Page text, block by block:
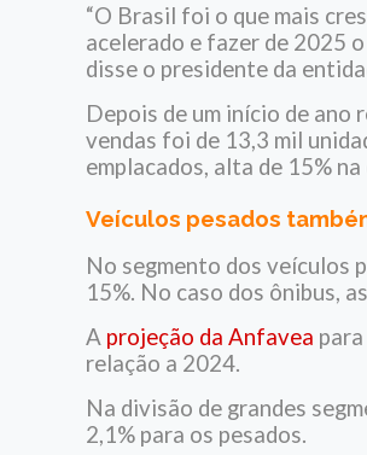
“O Brasil foi o que mais
acelerado e fazer de 2025
disse o presidente da
Depois de um início de ano
vendas foi de 13,3 mil
emplacados, alta de 15%
Veículos pesados
No segmento dos veículos
15%. No caso dos ônibus,
A projeção da Anfavea
relação a 2024.
Na divisão de grandes
2,1% para os pesados.